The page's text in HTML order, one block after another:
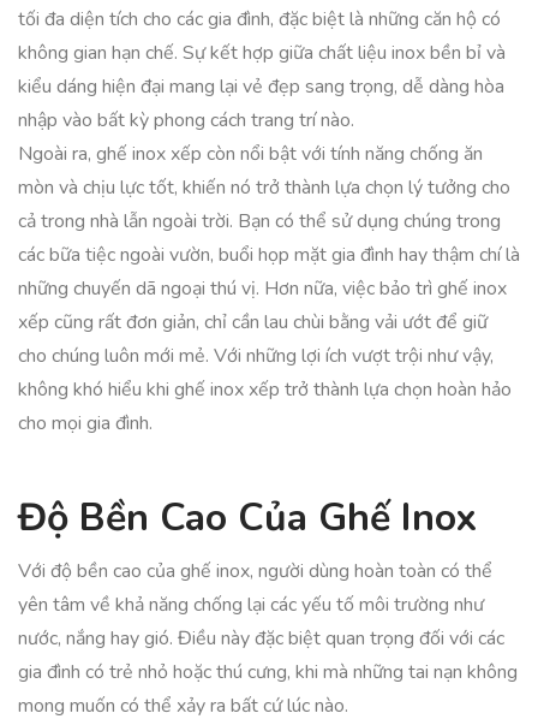
tối đa diện tích cho các gia đình, đặc biệt là những căn hộ có
không gian hạn chế. Sự kết hợp giữa chất liệu inox bền bỉ và
kiểu dáng hiện đại mang lại vẻ đẹp sang trọng, dễ dàng hòa
nhập vào bất kỳ phong cách trang trí nào.
Ngoài ra, ghế inox xếp còn nổi bật với tính năng chống ăn
mòn và chịu lực tốt, khiến nó trở thành lựa chọn lý tưởng cho
cả trong nhà lẫn ngoài trời. Bạn có thể sử dụng chúng trong
các bữa tiệc ngoài vườn, buổi họp mặt gia đình hay thậm chí là
những chuyến dã ngoại thú vị. Hơn nữa, việc bảo trì ghế inox
xếp cũng rất đơn giản, chỉ cần lau chùi bằng vải ướt để giữ
cho chúng luôn mới mẻ. Với những lợi ích vượt trội như vậy,
không khó hiểu khi ghế inox xếp trở thành lựa chọn hoàn hảo
cho mọi gia đình.
Độ Bền Cao Của Ghế Inox
Với độ bền cao của ghế inox, người dùng hoàn toàn có thể
yên tâm về khả năng chống lại các yếu tố môi trường như
nước, nắng hay gió. Điều này đặc biệt quan trọng đối với các
gia đình có trẻ nhỏ hoặc thú cưng, khi mà những tai nạn không
mong muốn có thể xảy ra bất cứ lúc nào.